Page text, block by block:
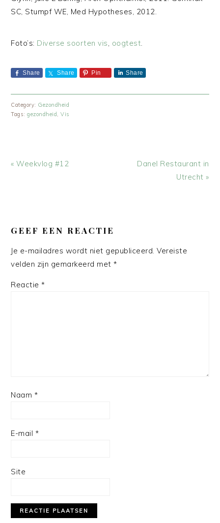
SC, Stumpf WE, Med Hypotheses, 2012.
Foto’s: Diverse soorten vis, oogtest.
Share Share Pin Share
Category: Gezondheid
Tags:gezondheid ,Vis
Vorig
« Weekvlog #12
Volgend
Danel Restaurant in
Utrecht »
INTERACTIES
GEEF EEN REACTIE
Je e-mailadres wordt niet gepubliceerd. Vereiste
velden zijn gemarkeerd met*
Reactie*
Naam *
E-mail *
Site